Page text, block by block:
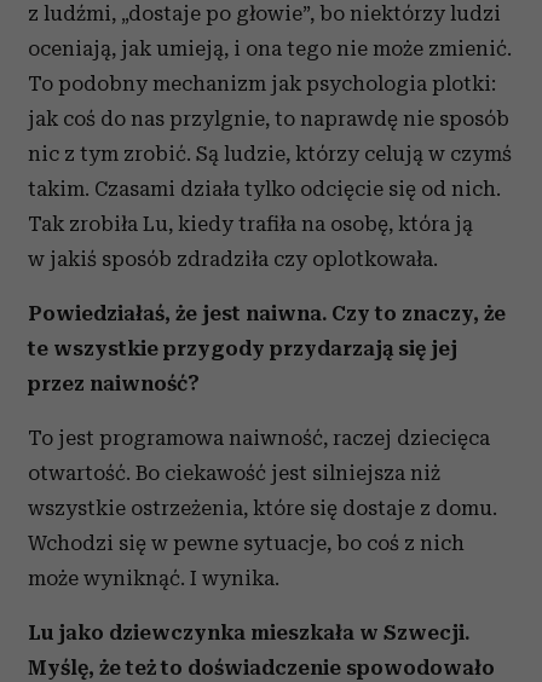
z ludźmi, „dostaje po głowie”, bo niektórzy ludzi
oceniają, jak umieją, i ona tego nie może zmienić.
To podobny mechanizm jak psychologia plotki:
jak coś do nas przylgnie, to naprawdę nie sposób
nic z tym zrobić. Są ludzie, którzy celują w czymś
takim. Czasami działa tylko odcięcie się od nich.
Tak zrobiła Lu, kiedy trafiła na osobę, która ją
w jakiś sposób zdradziła czy oplotkowała.
Powiedziałaś, że jest naiwna. Czy to znaczy, że
te wszystkie przygody przydarzają się jej
przez naiwność?
To jest programowa naiwność, raczej dziecięca
otwartość. Bo ciekawość jest silniejsza niż
wszystkie ostrzeżenia, które się dostaje z domu.
Wchodzi się w pewne sytuacje, bo coś z nich
może wyniknąć. I wynika.
Lu jako dziewczynka mieszkała w Szwecji.
Myślę, że też to doświadczenie spowodowało